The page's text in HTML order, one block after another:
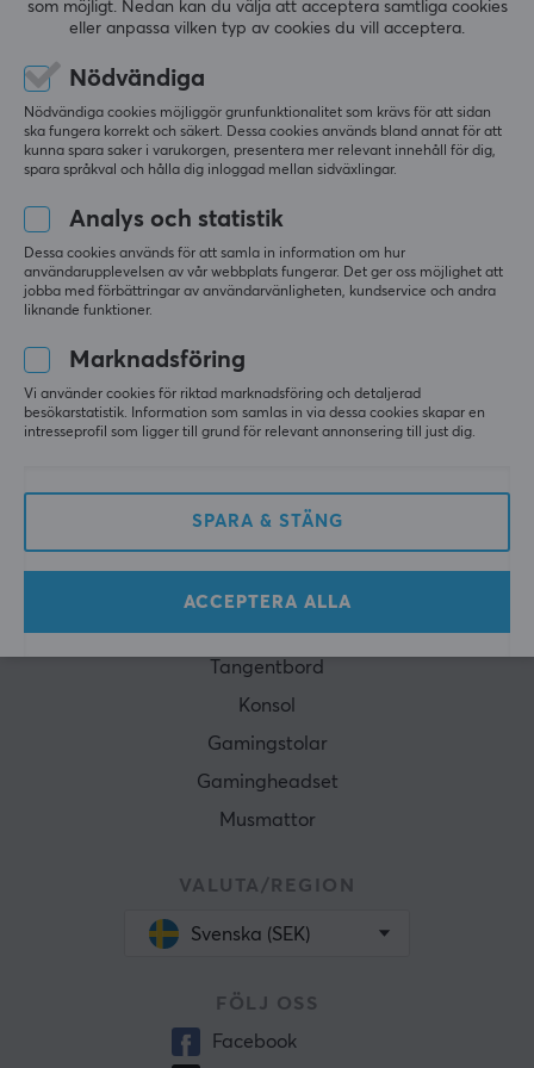
så långt lagret räcker – missa inte chansen att göra
årets bästa fynd!
KUNDSERVICE
Frågor & svar
Köpvillkor
MAXGAMING
Cookies
Om oss
Betalsätt
Dataskyddspolicy
Presentkort
Gamingmöss
Tangentbord
Konsol
Gamingstolar
Gamingheadset
Musmattor
VALUTA/REGION
Svenska (SEK)
FÖLJ OSS
Facebook
som möjligt. Nedan kan du välja att acceptera samtliga cookies
eller anpassa vilken typ av cookies du vill acceptera.
Nödvändiga
Nödvändiga cookies möjliggör grunfunktionalitet som krävs för att sidan
ska fungera korrekt och säkert. Dessa cookies används bland annat för att
kunna spara saker i varukorgen, presentera mer relevant innehåll för dig,
spara språkval och hålla dig inloggad mellan sidväxlingar.
Analys och statistik
Dessa cookies används för att samla in information om hur
användarupplevelsen av vår webbplats fungerar. Det ger oss möjlighet att
jobba med förbättringar av användarvänligheten, kundservice och andra
liknande funktioner.
Marknadsföring
Vi använder cookies för riktad marknadsföring och detaljerad
besökarstatistik. Information som samlas in via dessa cookies skapar en
intresseprofil som ligger till grund för relevant annonsering till just dig.
SPARA & STÄNG
ACCEPTERA ALLA